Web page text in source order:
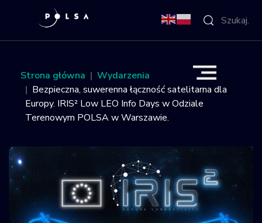
O Agencji
Aktywności
NSIS
Sektor
Strona główna
Wydarzenia
Bezpieczna, suwerenna łączność satelitarna dla
Europy. IRIS² Low LEO Info Days w Odziale
Terenowym POLSA w Warszawie.